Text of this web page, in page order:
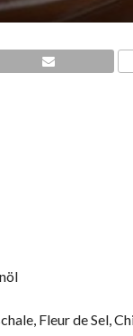
Fleur de Sel,